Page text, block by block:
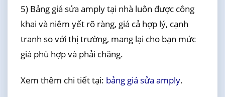
5) Bảng giá sửa amply tại nhà luôn được công
khai và niêm yết rõ ràng, giá cả hợp lý, cạnh
tranh so với thị trường, mang lại cho bạn mức
giá phù hợp và phải chăng.
Xem thêm chi tiết tại: bảng giá sửa amply.